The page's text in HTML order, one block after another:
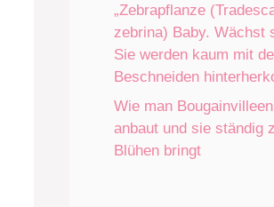
„Zebrapflanze
zebrina) Baby. Wächst
Sie werden kaum mit
Beschneiden
Wie man
anbaut und sie ständig
Blühen bringt